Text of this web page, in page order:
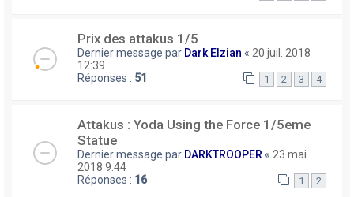
Prix des attakus 1/5
Dernier message par Dark Elzian « 20 juil. 2018
12:39
Réponses : 51 1 2 3 4
Attakus : Yoda Using the Force 1/5eme
Statue
Dernier message par DARKTROOPER « 23 mai
2018 9:44
Réponses : 16 1 2